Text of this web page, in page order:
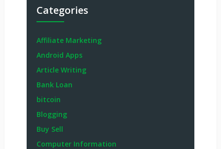
Categories
Affiliate Marketing
Android Apps
Article Writing
Bank Loan
bitcoin
Blogging
Buy Sell
Computer Information